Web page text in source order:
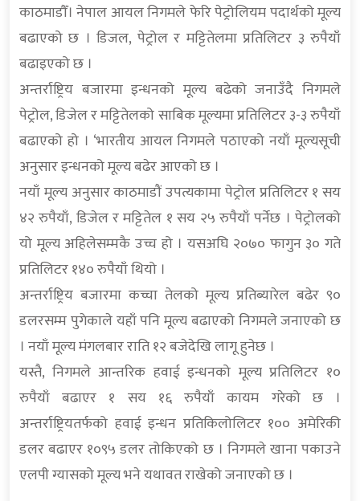
काठमाडौँ। नेपाल आयल निगमले फेरि पेट्रोलियम पदार्थको मूल्य
बढाएको छ । डिजल, पेट्रोल र मट्टितेलमा प्रतिलिटर ३ रुपैयाँ
बढाइएको छ ।
अन्तर्राष्ट्रिय बजारमा इन्धनको मूल्य बढेको जनाउँदै निगमले
पेट्रोल, डिजेल र मट्टितेलको साबिक मूल्यमा प्रतिलिटर ३-३ रुपैयाँ
बढाएको हो । ‘भारतीय आयल निगमले पठाएको नयाँ मूल्यसूची
अनुसार इन्धनको मूल्य बढेर आएको छ ।
नयाँ मूल्य अनुसार काठमाडौं उपत्यकामा पेट्रोल प्रतिलिटर १ सय
४२ रुपैयाँ, डिजेल र मट्टितेल १ सय २५ रुपैयाँ पर्नेछ । पेट्रोलको
यो मूल्य अहिलेसम्मकै उच्च हो । यसअघि २०७० फागुन ३० गते
प्रतिलिटर १४० रुपैयाँ थियो ।
अन्तर्राष्ट्रिय बजारमा कच्चा तेलको मूल्य प्रतिब्यारेल बढेर ९०
डलरसम्म पुगेकाले यहाँ पनि मूल्य बढाएको निगमले जनाएको छ
। नयाँ मूल्य मंगलबार राति १२ बजेदेखि लागू हुनेछ ।
यस्तै, निगमले आन्तरिक हवाई इन्धनको मूल्य प्रतिलिटर १०
रुपैयाँ बढाएर १ सय १६ रुपैयाँ कायम गरेको छ ।
अन्तर्राष्ट्रियतर्फको हवाई इन्धन प्रतिकिलोलिटर १०० अमेरिकी
डलर बढाएर १०९५ डलर तोकिएको छ । निगमले खाना पकाउने
एलपी ग्यासको मूल्य भने यथावत राखेको जनाएको छ ।